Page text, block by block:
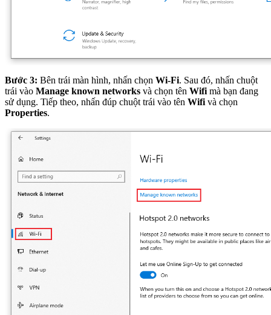
Bước 3: Bên trái màn hình, nhấn chọn Wi-Fi. Sau đó, nhấn chuột
trái vào Manage known networks và chọn tên Wifi mà bạn đang
sử dụng. Tiếp theo, nhấn đúp chuột trái vào tên Wifi và chọn
Properties.